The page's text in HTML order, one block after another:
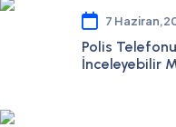
7
Polis
İnceleyebilir